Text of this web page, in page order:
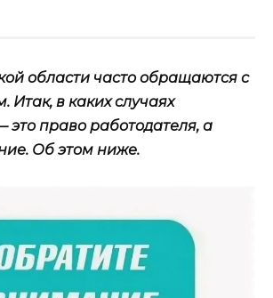
области часто обращаются с
Итак, в каких случаях
это право работодателя, а
Об этом ниже.